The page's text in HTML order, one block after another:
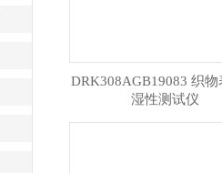
DRK308AGB19083 织物
湿性测试仪